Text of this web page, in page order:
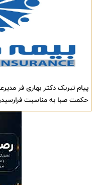
پیام تبریک دکتر بهاری فر
حکمت صبا به مناسبت